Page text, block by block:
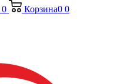
0 Корзина0 0